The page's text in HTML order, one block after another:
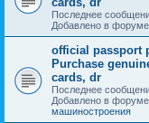
Последнее
Добавлено в форуме
official passport
Purchase
cards, dr
Последнее
Добавлено в форуме
машиностроения